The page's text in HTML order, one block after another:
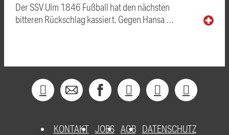
Der SSV Ulm 1846 Fußball hat den nächsten
bitteren Rückschlag kassiert. Gegen Hansa …
KONTAKT JOBS AGB DATENSCHUTZ